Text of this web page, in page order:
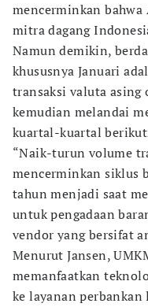
mencerminkan bahwa
mitra dagang
Namun demikin,
khususnya Januari
transaksi valuta asing
kemudian melandai
kuartal-kuartal
“Naik-turun volume
mencerminkan siklus
tahun menjadi saat
untuk pengadaan
vendor yang bersifat
Menurut Jansen,
memanfaatkan
ke layanan